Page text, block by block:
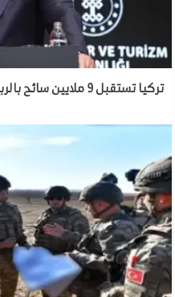
تركيا تستقبل 9 ملايين سائح بالربع الأول من 2024